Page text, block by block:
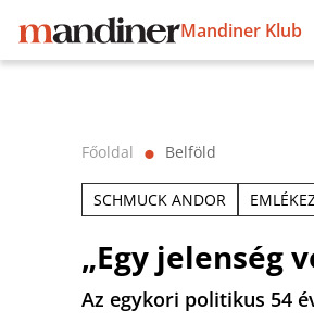
Mandiner Klub
Főoldal ⬤ Belföld
SCHMUCK ANDOR
„Egy jelenség
Az egykori politikus 54